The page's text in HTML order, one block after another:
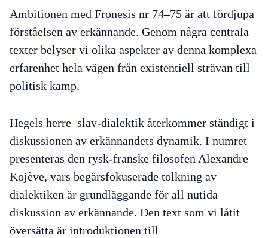
Ambitionen med Fronesis nr 74–75 är att fördjupa
förståelsen av erkännande. Genom några centrala
texter belyser vi olika aspekter av denna komplexa
erfarenhet hela vägen från existentiell strävan till
politisk kamp.
Hegels herre–slav-dialektik återkommer ständigt i
diskussionen av erkännandets dynamik. I numret
presenteras den rysk-franske filosofen Alexandre
Kojève, vars begärsfokuserade tolkning av
dialektiken är grundläggande för all nutida
diskussion av erkännande. Den text som vi låtit
översätta är introduktionen till